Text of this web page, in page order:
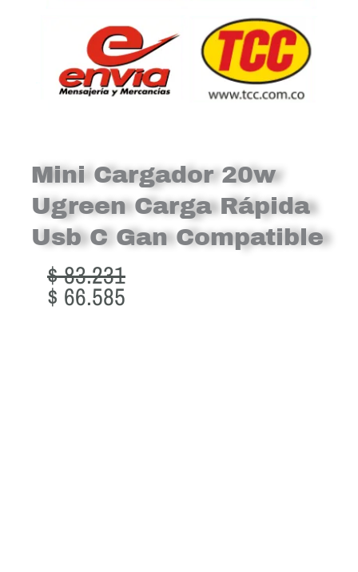
Mini Cargador 20w
Ugreen Carga Rápida
Usb C Gan Compatible
$83.231
Original
price
was:
$ 66.585
Current
price